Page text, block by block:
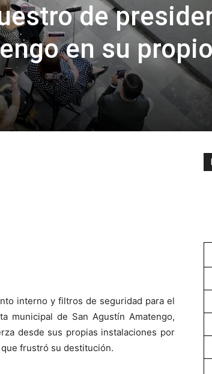
de
en su propio
interno y filtros de seguridad para el
municipal de San Agustín Amatengo,
desde sus propias instalaciones por
frustró su destitución.